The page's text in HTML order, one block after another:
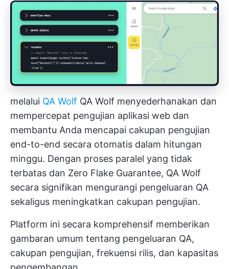
melalui QA Wolf QA Wolf menyederhanakan dan
mempercepat pengujian aplikasi web dan
membantu Anda mencapai cakupan pengujian
end-to-end secara otomatis dalam hitungan
minggu. Dengan proses paralel yang tidak
terbatas dan Zero Flake Guarantee, QA Wolf
secara signifikan mengurangi pengeluaran QA
sekaligus meningkatkan cakupan pengujian.
Platform ini secara komprehensif memberikan
gambaran umum tentang pengeluaran QA,
cakupan pengujian, frekuensi rilis, dan kapasitas